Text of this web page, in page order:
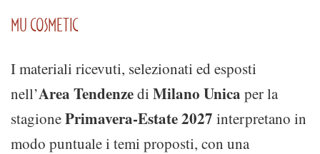
MU COSMETIC
I materiali ricevuti, selezionati ed esposti
nell’Area Tendenzedi Milano Unica per la
stagionePrimavera-Estate 2027 interpretano in
modo puntuale i temi proposti, con una